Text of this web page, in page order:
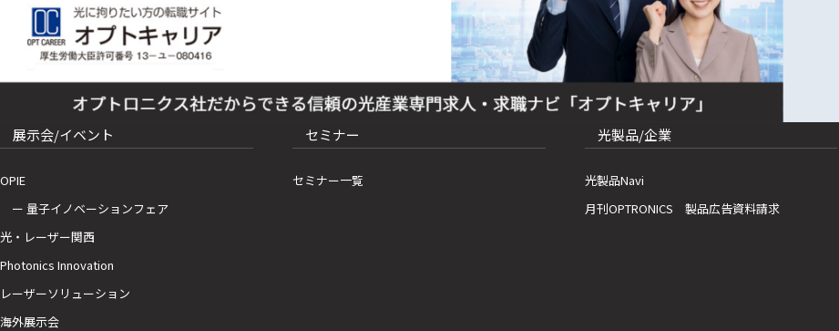
展示会/イベント
OPIE
ー 量子イノベーションフェア
光・レーザー関西
Photonics Innovation
レーザーソリューション
海外展示会
セミナー
セミナー一覧
光製品/企業
光製品Navi
月刊OPTRONICS 製品広告資料請求